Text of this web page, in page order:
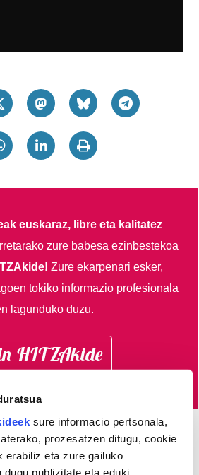
sure informacio pertsonala,
prozesatzen ditugu, cookie
erabiliz eta zure gailuko
publizitate eta eduki
euskaraz, libre eta kalitatez
zure babesa ezinbestekoa
Zure ekarpenari esker,
tokiko informazio profesionala
lagunduko duzu.
HITZAkide
AGENDA